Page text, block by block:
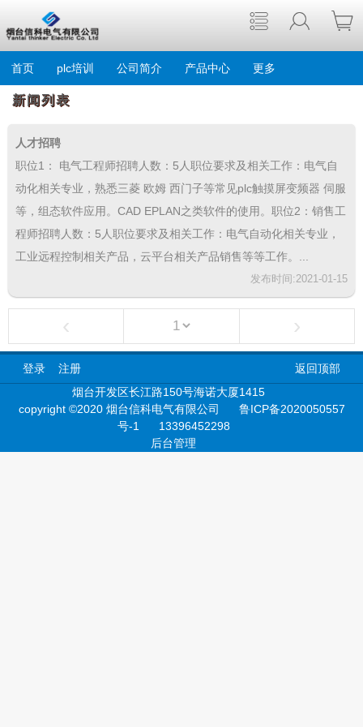
首页 plc培训 公司简介 产品中心 更多
新闻列表
人才招聘
职位1： 电气工程师招聘人数：5人职位要求及相关工作：电气自
动化相关专业，熟悉三菱 欧姆 西门子等常见plc触摸屏变频器 伺服
等，组态软件应用。CAD EPLAN之类软件的使用。职位2：销售工
程师招聘人数：5人职位要求及相关工作：电气自动化相关专业，
工业远程控制相关产品，云平台相关产品销售等等工作。...
发布时间:2021-01-15
‹ ›
登录 注册
返回顶部
烟台开发区长江路150号海诺大厦1415
copyright ©2020 烟台信科电气有限公司
鲁ICP备2020050557
号-1
13396452298
后台管理